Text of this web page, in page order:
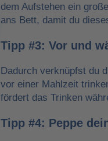
dem Aufstehen ein
ans Bett, damit du
Tipp #3: Vor und
Dadurch verknüpfst du
vor einer Mahlzeit
fördert das Trinken
Tipp #4: Peppe